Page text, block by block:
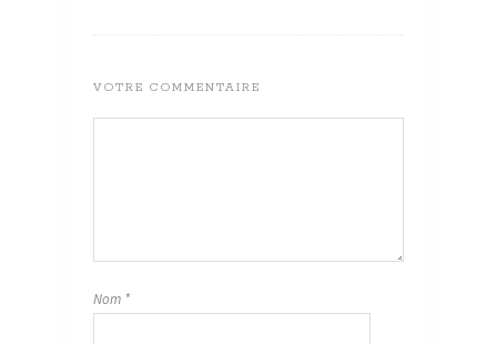
VOTRE COMMENTAIRE
Nom *